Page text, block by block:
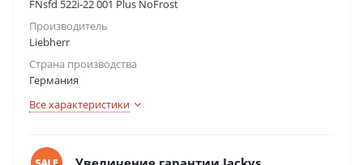
FNsfd 522i-22 001 Plus NoFrost
Производитель
Liebherr
Страна производства
Германия
Все характеристики